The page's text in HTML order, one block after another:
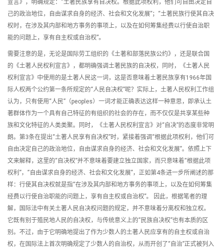
宣言》，明确规定：“土著民族享有自决权。根据此项权利，他们可自由决定自
己的政治地位，自由谋求自身的经济、社会和文化发展”；“土著民族行使其自决
权时，在涉及其内部和地方事务的事项上，以及在如何筹集经费以行使自治职
能的问题上，享有自主权或自治权”。
需要注意的是，无论是国际劳工组织的《土著和部落民族公约》，还是联合国
的《土著人民权利宣言》，都明确强调土著民族的自决权，同时，《土著人民
权利宣言》中使用的是土著人民这一词，这是否意味着土著民族享有1966年国
际人权两个公约第一条所规定的“人民自决权”呢？实际上，土著人民权利工作组
认为，只有使用“人民”（peoples）一词才能正确表达这样一种意思，即承认土
著群体作为一个具有自己特征的有组织的社会的存在，而不仅仅是共享某些种
族和文化特征的人类类聚。同时，《土著人民权利宣言》对“自决”的态度非常明
朗。第3条在提出“土著人民享有自决权”时，紧接着强调“根据此项权利，他们可
自由决定自己的政治地位，自由谋求自身的经济、社会和文化发展”。依照上下
文来解释，这里的“自决权”并不意味着要建立独立国家，而只意味着“根据此项
权利”，“自由谋求自身的经济、社会和文化发展”，正如第4条进一步所阐述的那
样：行使其自决权就是指“在涉及其内部和地方事务的事项上，以及在如何筹集
经费以行使自治职能的问题上，享有自主权或自治权”。 因此，根据笔者的理
解，国际法中有关土著人民自决权问题的规定，并不意味着分离权和独立权。
它既有别于殖民地人民的自决权，与传统意义上的“民族自决权”也有本质的区
别。不过，由于它明确地提出了作为少数人的土著人民应享有的自主权或自治
权，在国际法上首次明确规定了少数人的自治权，从而开创了“自治”正式被列入